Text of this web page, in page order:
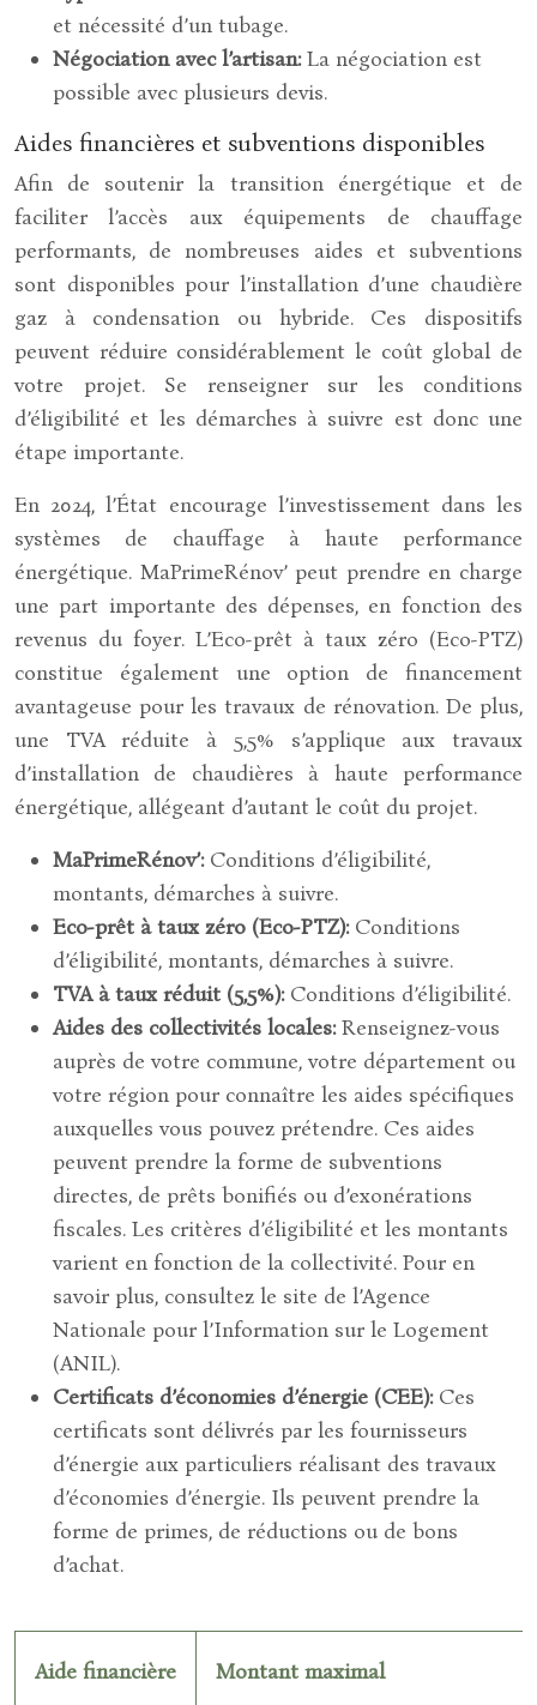
et nécessité d’un tubage.
Négociation avec l’artisan:La négociation est
possible avec plusieurs devis.
Aides financières et subventions disponibles
Afin de soutenir la transition énergétique et de
faciliter l’accès aux équipements de chauffage
performants, de nombreuses aides et subventions
sont disponibles pour l’installation d’une chaudière
gaz à condensation ou hybride. Ces dispositifs
peuvent réduire considérablement le coût global de
votre projet. Se renseigner sur les conditions
d’éligibilité et les démarches à suivre est donc une
étape importante.
En 2024, l’État encourage l’investissement dans les
systèmes de chauffage à haute performance
énergétique. MaPrimeRénov’ peut prendre en charge
une part importante des dépenses, en fonction des
revenus du foyer. L’Eco-prêt à taux zéro (Eco-PTZ)
constitue également une option de financement
avantageuse pour les travaux de rénovation. De plus,
une TVA réduite à 5,5% s’applique aux travaux
d’installation de chaudières à haute performance
énergétique, allégeant d’autant le coût du projet.
MaPrimeRénov’: Conditions d’éligibilité,
montants, démarches à suivre.
Eco-prêt à taux zéro (Eco-PTZ): Conditions
d’éligibilité, montants, démarches à suivre.
TVA à taux réduit (5,5%): Conditions d’éligibilité.
Aides des collectivités locales:Renseignez-vous
auprès de votre commune, votre département ou
votre région pour connaître les aides spécifiques
auxquelles vous pouvez prétendre. Ces aides
peuvent prendre la forme de subventions
directes, de prêts bonifiés ou d’exonérations
fiscales. Les critères d’éligibilité et les montants
varient en fonction de la collectivité. Pour en
savoir plus, consultez le site de l’Agence
Nationale pour l’Information sur le Logement
(ANIL).
Certificats d’économies d’énergie (CEE): Ces
certificats sont délivrés par les fournisseurs
d’énergie aux particuliers réalisant des travaux
d’économies d’énergie. Ils peuvent prendre la
forme de primes, de réductions ou de bons
d’achat.
Aide financière Montant maximal